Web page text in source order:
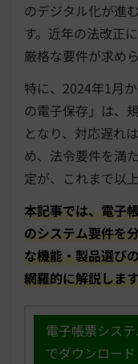
のデジタル化が進
す。近年の法改正
厳格な要件が求め
特に、2024年1月
の電子保存」は、
となり、対応遅れ
め、法令要件を満
定が、これまで以
本記事では、電子
のシステム要件を
な機能・製品選び
網羅的に解説します
電子帳票シス
でダウンロード